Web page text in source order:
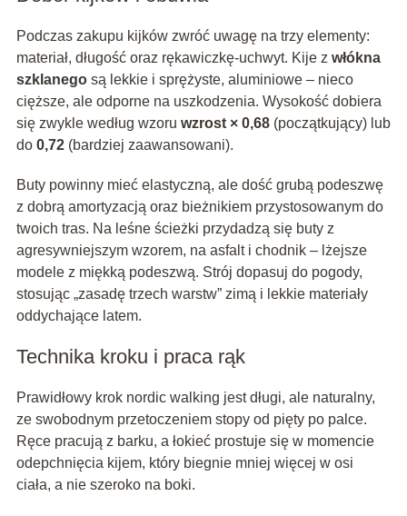
Podczas zakupu kijków zwróć uwagę na trzy elementy:
materiał, długość oraz rękawiczkę-uchwyt. Kije z włókna
szklanegosą lekkie i sprężyste, aluminiowe – nieco
cięższe, ale odporne na uszkodzenia. Wysokość dobiera
się zwykle według wzoru wzrost × 0,68(początkujący) lub
do 0,72(bardziej zaawansowani).
Buty powinny mieć elastyczną, ale dość grubą podeszwę
z dobrą amortyzacją oraz bieżnikiem przystosowanym do
twoich tras. Na leśne ścieżki przydadzą się buty z
agresywniejszym wzorem, na asfalt i chodnik – lżejsze
modele z miękką podeszwą. Strój dopasuj do pogody,
stosując „zasadę trzech warstw” zimą i lekkie materiały
oddychające latem.
Technika kroku i praca rąk
Prawidłowy krok nordic walking jest długi, ale naturalny,
ze swobodnym przetoczeniem stopy od pięty po palce.
Ręce pracują z barku, a łokieć prostuje się w momencie
odepchnięcia kijem, który biegnie mniej więcej w osi
ciała, a nie szeroko na boki.